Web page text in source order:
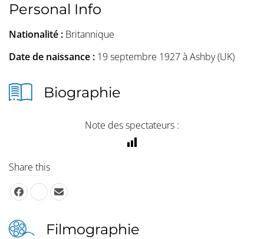
Personal Info
Nationalité : Britannique
Date de naissance : 19 septembre 1927 à Ashby (UK)
Biographie
Note des spectateurs :
Share this
Filmographie